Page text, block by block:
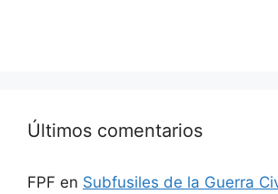
Últimos comentarios
FPF en Subfusiles de la Guerra